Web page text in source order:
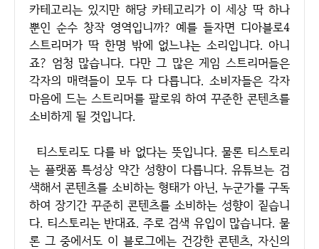
카테고리는 있지만 해당 카테고리가 이 세상 딱 하나
뿐인 순수 창작 영역입니까? 예를 들자면 디아블로4
스트리머가 딱 한명 밖에 없느냐는 소리입니다. 아니
죠? 엄청 많습니다. 다만 그 많은 게임 스트리머들은
각자의 매력들이 모두 다 다릅니다. 소비자들은 각자
마음에 드는 스트리머를 팔로워 하여 꾸준한 콘텐츠를
소비하게 될 것입니다.
티스토리도 다를 바 없다는 뜻입니다. 물론 티스토리
는 플랫폼 특성상 약간 성향이 다릅니다. 유튜브는 검
색해서 콘텐츠를 소비하는 형태가 아닌, 누군가를 구독
하여 장기간 꾸준히 콘텐츠를 소비하는 성향이 짙습니
다. 티스토리는 반대죠. 주로 검색 유입이 많습니다. 물
론 그 중에서도 이 블로그에는 건강한 콘텐츠, 자신의